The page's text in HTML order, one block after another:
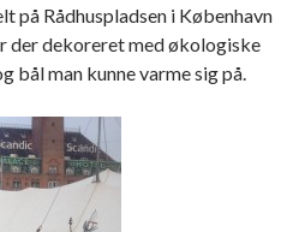
på Rådhuspladsen i København
der dekoreret med økologiske
bål man kunne varme sig på.